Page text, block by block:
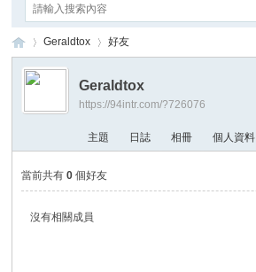
NT›
Geraldtox 好友
Geraldtox
https://94intr.com/?726076
主題 日誌 相冊 個人資料
當前共有0 個好友
沒有相關成員